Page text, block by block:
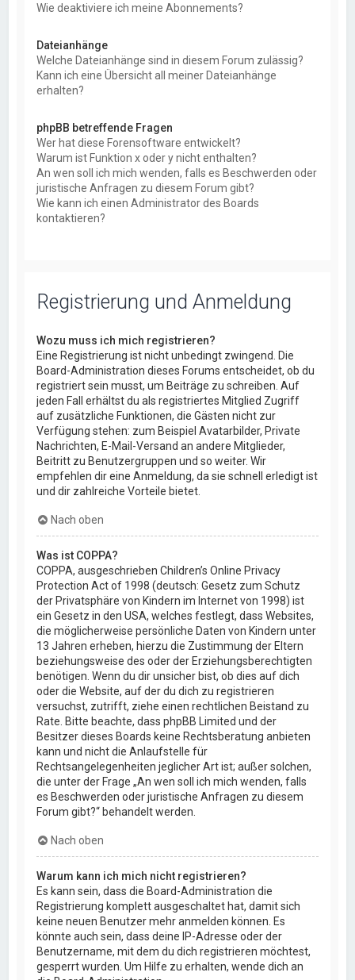
Wie deaktiviere ich meine Abonnements?
Dateianhänge
Welche Dateianhänge sind in diesem Forum zulässig?
Kann ich eine Übersicht all meiner Dateianhänge
erhalten?
phpBB betreffende Fragen
Wer hat diese Forensoftware entwickelt?
Warum ist Funktion x oder y nicht enthalten?
An wen soll ich mich wenden, falls es Beschwerden oder
juristische Anfragen zu diesem Forum gibt?
Wie kann ich einen Administrator des Boards
kontaktieren?
Registrierung und Anmeldung
Wozu muss ich mich registrieren?
Eine Registrierung ist nicht unbedingt zwingend. Die
Board-Administration dieses Forums entscheidet, ob du
registriert sein musst, um Beiträge zu schreiben. Auf
jeden Fall erhältst du als registriertes Mitglied Zugriff
auf zusätzliche Funktionen, die Gästen nicht zur
Verfügung stehen: zum Beispiel Avatarbilder, Private
Nachrichten, E-Mail-Versand an andere Mitglieder,
Beitritt zu Benutzergruppen und so weiter. Wir
empfehlen dir eine Anmeldung, da sie schnell erledigt ist
und dir zahlreiche Vorteile bietet.
Nach oben
Was ist COPPA?
COPPA, ausgeschrieben Children’s Online Privacy
Protection Act of 1998 (deutsch: Gesetz zum Schutz
der Privatsphäre von Kindern im Internet von 1998) ist
ein Gesetz in den USA, welches festlegt, dass Websites,
die möglicherweise persönliche Daten von Kindern unter
13 Jahren erheben, hierzu die Zustimmung der Eltern
beziehungsweise des oder der Erziehungsberechtigten
benötigen. Wenn du dir unsicher bist, ob dies auf dich
oder die Website, auf der du dich zu registrieren
versuchst, zutrifft, ziehe einen rechtlichen Beistand zu
Rate. Bitte beachte, dass phpBB Limited und der
Besitzer dieses Boards keine Rechtsberatung anbieten
kann und nicht die Anlaufstelle für
Rechtsangelegenheiten jeglicher Art ist; außer solchen,
die unter der Frage „An wen soll ich mich wenden, falls
es Beschwerden oder juristische Anfragen zu diesem
Forum gibt?“ behandelt werden.
Nach oben
Warum kann ich mich nicht registrieren?
Es kann sein, dass die Board-Administration die
Registrierung komplett ausgeschaltet hat, damit sich
keine neuen Benutzer mehr anmelden können. Es
könnte auch sein, dass deine IP-Adresse oder der
Benutzername, mit dem du dich registrieren möchtest,
gesperrt wurden. Um Hilfe zu erhalten, wende dich an